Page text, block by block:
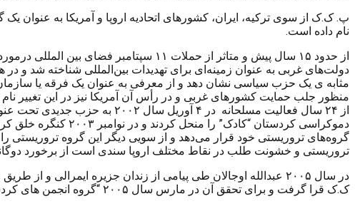
پ. ک.ک از سوی ترکیه، ایران، کشورهای اتحادیه اروپا و آمریکا به
نام داده است.
از حدود ۱۵ سال پیش و متاثر از حملات
دولت‌های غربی به عنوان زمینه‌ای برای تهدیدات بین‌المللی شناخته شد و
مثابه ی یک حزب سیاسی نشان دهد و از معرفی به عنوان یک فرقه یا سازمان
از ۲۴ سال فعالیت مسلحانه در ۴ آوریل سال ۲۰۰۲ به حزب جدیدی تحت عنوان “کنگره آزادی و دموکراسی کردستان” “کادک”
دموکراسی کردستان “کادک” را منحل کردند و در نوامبر ۲۰۰۳ کنگره خلق کردستان
گروه‌های تروریستی خود قرار می‌دهد و از سویی دیگر این گروه تروریستی
تروریستی و خشونت طلب در نقاط مختلف اروپا سندی است از برخورد
در سال ۲۰۰۵ عبدالله اوجالان طی پیامی از زندان جزیره
ک.ک قرا گرفت و برای تحقق آن در مارس سال ۲۰۰۵ “گروه انجمن های کردستان”